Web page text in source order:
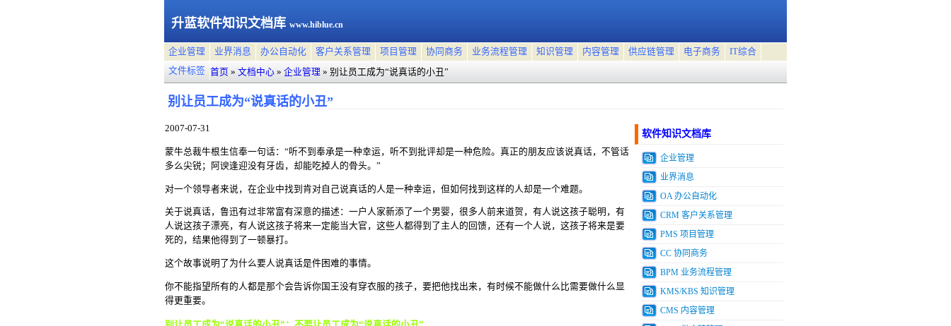
升蓝软件知识文档库 www.hiblue.cn
企业管理 业界消息 办公自动化 客户关系管理 项目管理 协同商务 业务流程管理 知识管理 内容管理 供应链管理 电子商务
IT综合
文件标签 首页 » 文档中心 » 企业管理 » 别让员工成为“说真话的小丑”
别让员工成为“说真话的小丑”
2007-07-31
蒙牛总裁牛根生信奉一句话：“听不到奉承是一种幸运，听不到批评却是一种危险。真正的朋友应该说真话，不管话
多么尖锐；阿谀逢迎没有牙齿，却能吃掉人的骨头。”
对一个领导者来说，在企业中找到肯对自己说真话的人是一种幸运，但如何找到这样的人却是一个难题。
关于说真话，鲁迅有过非常富有深意的描述：一户人家新添了一个男婴，很多人前来道贺，有人说这孩子聪明，有
人说这孩子漂亮，有人说这孩子将来一定能当大官，这些人都得到了主人的回馈，还有一个人说，这孩子将来是要
死的，结果他得到了一顿暴打。
这个故事说明了为什么要人说真话是件困难的事情。
你不能指望所有的人都是那个会告诉你国王没有穿衣服的孩子，要把他找出来，有时候不能做什么比需要做什么显
得更重要。
软件知识文档库
企业管理
业界消息
OA 办公自动化
CRM 客户关系管理
PMS 项目管理
CC 协同商务
BPM 业务流程管理
KMS/KBS 知识管理
CMS 内容管理